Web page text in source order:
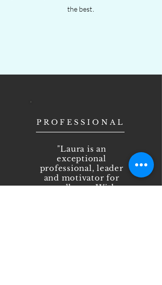
the best.
"Laura is an
exceptional
professional, leader
and motivator for
excellence. With
PROFESSIONAL